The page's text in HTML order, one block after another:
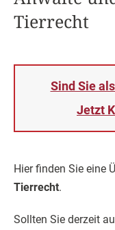
Tierrecht
Sind Sie
Jetzt
Hier finden Sie eine
Tierrecht.
Sollten Sie derzeit